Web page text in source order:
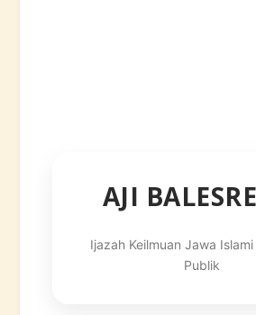
AJI
Ijazah Keilmuan Jawa
Publik